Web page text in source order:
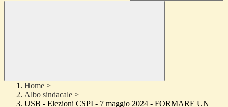
Home >
Albo sindacale >
USB - Elezioni CSPI - 7 maggio 2024 - FORMARE UN